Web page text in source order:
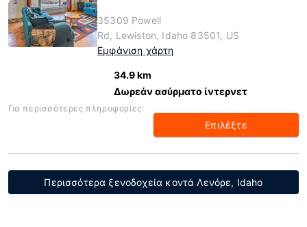
35309 Powell
Rd, Lewiston, Idaho 83501, US
Εμφάνιση χάρτη
34.9 km
Δωρεάν ασύρματο ίντερνετ
Για περισσότερες πληροφορίες:
Επιλέξτε
Περισσότερα ξενοδοχεία κοντά Λενόρε, Idaho